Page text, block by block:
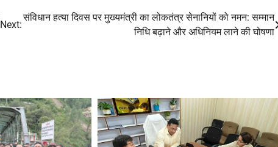
Next:
संविधान हत्या दिवस पर मुख्यमंत्री का लोकतंत्र सेनानियों को नमन: सम्मान
निधि बढ़ाने और अधिनियम लाने की घोषणा